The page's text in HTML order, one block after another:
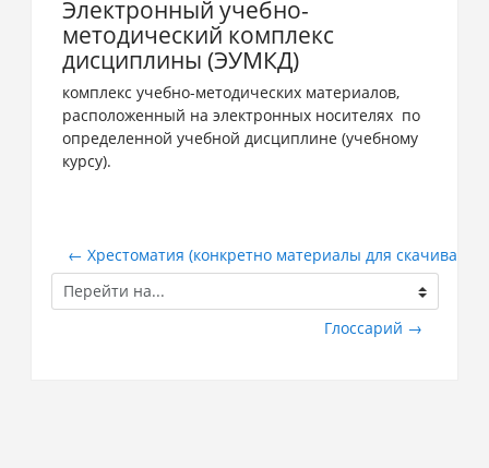
Электронный учебно-
методический комплекс
дисциплины (ЭУМКД)
комплекс учебно-методических материалов,
расположенный на электронных носителях по
определенной учебной дисциплине (учебному
курсу).
← Хрестоматия (конкретно материалы для скачивания)
Перейти
на...
Глоссарий →